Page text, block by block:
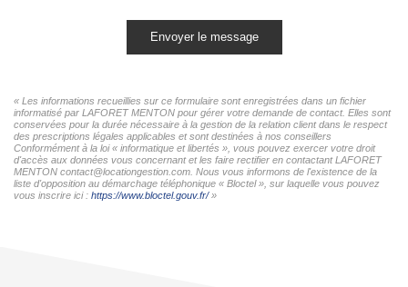
Envoyer le message
« Les informations recueillies sur ce formulaire sont enregistrées dans un fichier
informatisé par LAFORET MENTON pour gérer votre demande de contact. Elles sont
conservées pour la durée nécessaire à la gestion de la relation client dans le respect
des prescriptions légales applicables et sont destinées à nos conseillers
Conformément à la loi « informatique et libertés », vous pouvez exercer votre droit
d'accès aux données vous concernant et les faire rectifier en contactant LAFORET
MENTON contact@locationgestion.com. Nous vous informons de l'existence de la
liste d'opposition au démarchage téléphonique « Bloctel », sur laquelle vous pouvez
vous inscrire ici : https://www.bloctel.gouv.fr/»